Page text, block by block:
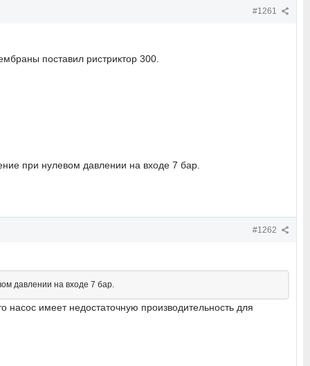
#1261
поставил ристриктор 300.
при нулевом давлении на входе 7 бар.
#1262
давлении на входе 7 бар.
имеет недостаточную производительность для